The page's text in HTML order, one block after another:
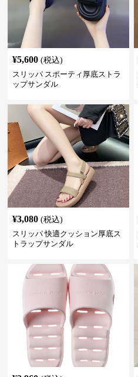
¥5,600 (税込)
スリッパ スポーティ厚底ストラ
ップサンダル
¥3,080 (税込)
スリッパ 快適クッション厚底ス
トラップサンダル